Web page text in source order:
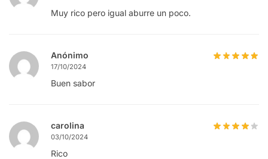
Muy rico pero igual aburre un poco.
Anónimo
17/10/2024
Buen sabor
carolina
03/10/2024
Rico